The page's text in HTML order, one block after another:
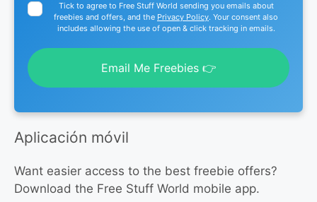
Tick to agree to Free Stuff World sending you emails about
freebies and offers, and the Privacy Policy. Your consent also
includes allowing the use of open & click tracking in emails.
Email Me Freebies 👉
Aplicación móvil
Want easier access to the best freebie offers?
Download the Free Stuff World mobile app.